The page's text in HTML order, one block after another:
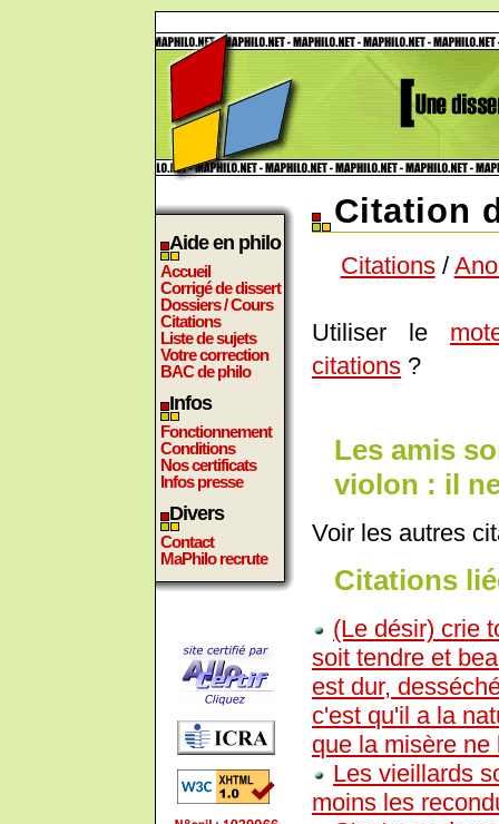
Aide en philo
Accueil
Corrigé de dissert
Dossiers / Cours
Citations
Liste de sujets
Votre correction
BAC de philo
Infos
Fonctionnement
Conditions
Nos certificats
Infos presse
Divers
Contact
MaPhilo recrute
Citation
Citations/
Utiliser le
citations ?
Les amis
violon : il
Voir les autres
Citations
(Le désir) crie
soit tendre et
est dur,
c'est qu'il a la
que la misère ne
Les vieillards
moins les